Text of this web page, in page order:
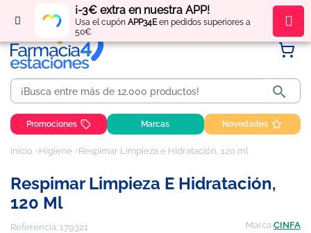
¡-3€ extra en nuestra APP!
Usa el cupón APP34Een pedidos superiores a
50€
Regístratey obténpuntos por tus compras

Promociones Marcas Novedades
Inicio Higiene Respimar Limpieza e Hidratación, 120 ml
Respimar Limpieza E Hidratación,
120 Ml
Referencia: 179321 Marca CINFA